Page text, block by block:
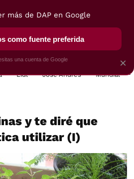
SELECCIÓN VEGUI
Lidl José Andrés Mundial
y te diré que
utilizar (I)
×
más de DAP en Google
como fuente preferida
una cuenta de Google